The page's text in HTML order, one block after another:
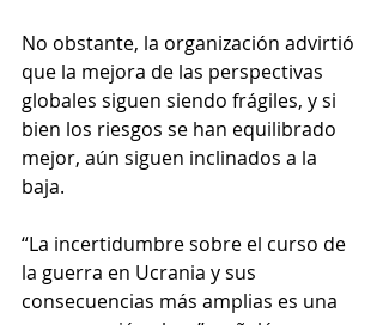
No obstante, la organización advirtió
que la mejora de las perspectivas
globales siguen siendo frágiles, y si
bien los riesgos se han equilibrado
mejor, aún siguen inclinados a la
baja.
“La incertidumbre sobre el curso de
la guerra en Ucrania y sus
consecuencias más amplias es una